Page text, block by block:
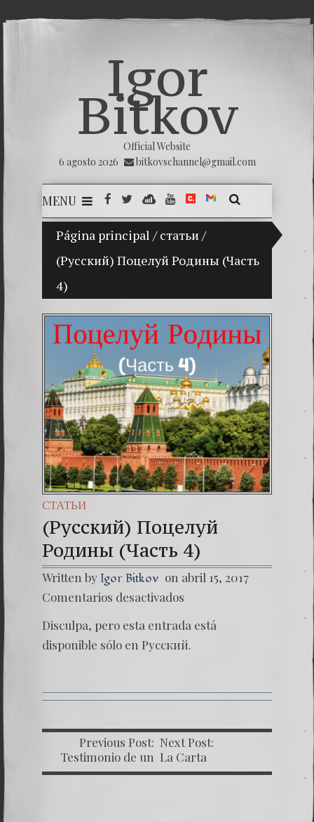
Igor
Bitkov
Official Website
6 agosto 2026
bitkovschannel@gmail.com
MENU
Página principal / статьи /
(Русский) Поцелуй Родины (Часть
4)
Mi hijo Vladimir Bitkov, una promesa
Una
7.
СТАТЬИ
(Русский) Поцелуй
Родины (Часть 4)
Written by Igor Bitkov on abril 15, 2017
Comentarios desactivados
Disculpa, pero esta entrada está
disponible sólo en Русский.
Previous Post:
Testimonio de un
Ex Trabajador de
Next Post:
La Carta
Comprometedora –